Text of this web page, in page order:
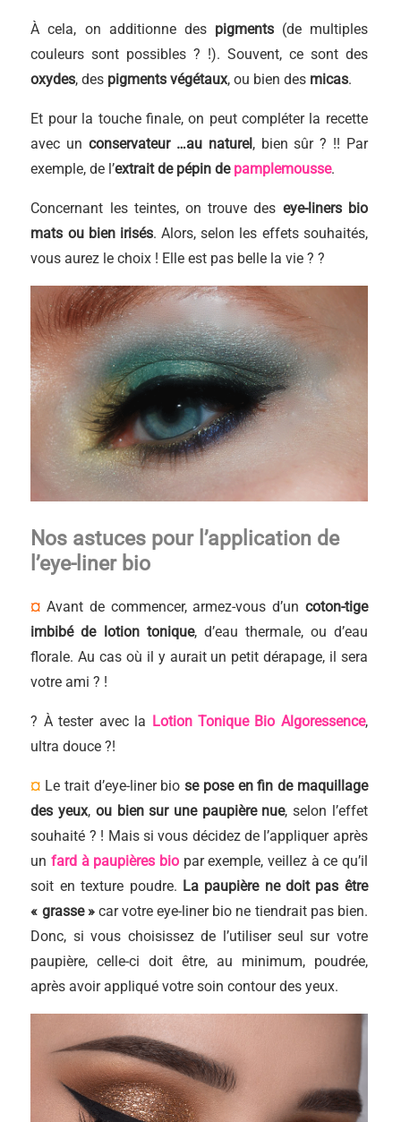
À cela, on additionne des pigments(de multiples
couleurs sont possibles ? !). Souvent, ce sont des
oxydes, des pigments végétaux, ou bien des micas.
Et pour la touche finale, on peut compléter la recette
avec unconservateur …au naturel, bien sûr ? !! Par
exemple, de l’extrait de pépin de pamplemousse.
Concernant les teintes, on trouve des eye-liners bio
mats ou bien irisés. Alors, selon les effets souhaités,
vous aurez le choix ! Elle est pas belle la vie ? ?
Nos astuces pour l’application de
l’eye-liner bio
¤ Avant de commencer, armez-vous d’un coton-tige
imbibé de lotion tonique, d’eau thermale, ou d’eau
florale. Au cas où il y aurait un petit dérapage, il sera
votre ami ? !
? À tester avec la Lotion Tonique Bio Algoressence,
ultra douce ?!
¤ Le trait d’eye-liner biose pose en fin de maquillage
des yeux, ou bien sur une paupière nue, selon l’effet
souhaité ? ! Mais si vous décidez de l’appliquer après
unfard à paupières bio par exemple, veillez à ce qu’il
soit en texture poudre. La paupière ne doit pas être
« grasse »car votre eye-liner bio ne tiendrait pas bien.
Donc, si vous choisissez de l’utiliser seul sur votre
paupière, celle-ci doit être, au minimum, poudrée,
après avoir appliqué votre soin contour des yeux.